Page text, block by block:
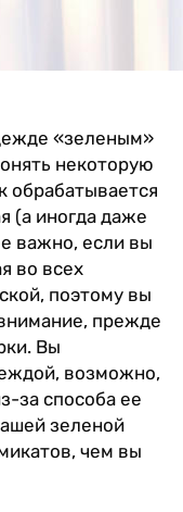
«зеленым»
некоторую
обрабатывается
(а иногда даже
важно, если вы
во всех
поэтому вы
прежде
Вы
возможно,
за способа ее
зеленой
чем вы